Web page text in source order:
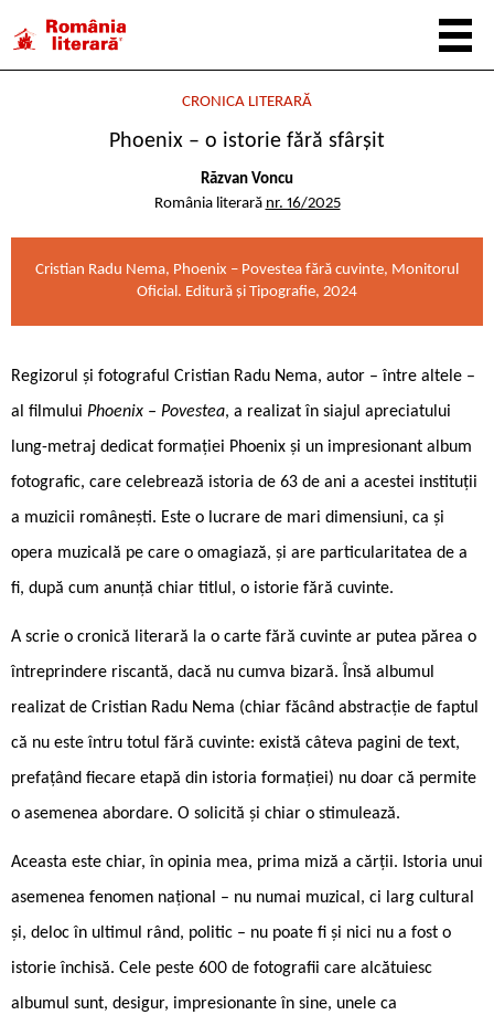
CRONICA LITERARĂ
Phoenix – o istorie fără sfârșit
Răzvan Voncu
România literară nr. 16/2025
Cristian Radu Nema, Phoenix – Povestea fără cuvinte, Monitorul
Oficial. Editură și Tipografie, 2024
Regizorul și fotograful Cristian Radu Nema, autor – între altele –
al filmului Phoenix – Povestea, a realizat în siajul apreciatului
lung-metraj dedicat formației Phoenix și un impresionant album
fotografic, care celebrează istoria de 63 de ani a acestei instituții
a muzicii românești. Este o lucrare de mari dimensiuni, ca și
opera muzicală pe care o omagiază, și are particularitatea de a
fi, după cum anunță chiar titlul, o istorie fără cuvinte.
A scrie o cronică literară la o carte fără cuvinte ar putea părea o
întreprindere riscantă, dacă nu cumva bizară. Însă albumul
realizat de Cristian Radu Nema (chiar făcând abstracție de faptul
că nu este întru totul fără cuvinte: există câteva pagini de text,
prefațând fiecare etapă din istoria formației) nu doar că permite
o asemenea abordare. O solicită și chiar o stimulează.
Aceasta este chiar, în opinia mea, prima miză a cărții. Istoria unui
asemenea fenomen național – nu numai muzical, ci larg cultural
și, deloc în ultimul rând, politic – nu poate fi și nici nu a fost o
istorie închisă. Cele peste 600 de fotografii care alcătuiesc
albumul sunt, desigur, impresionante în sine, unele ca